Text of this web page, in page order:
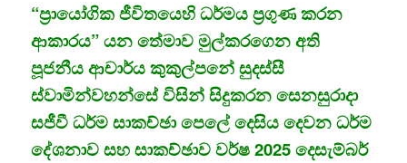
“ප්‍රායෝගික ජීවිතයෙහි ධර්මය ප්‍රගුණ කරන
ආකාරය” යන තේමාව මුල්කරගෙන අති
පූජනීය ආචාර්ය කුකුල්පනේ සුදස්සී
ස්වාමින්වහන්සේ විසින් සිදුකරන සෙනසුරාදා
සජීවී ධර්ම සාකච්ඡා පෙලේ දෙසිය දෙවන ධර්ම
දේශනාව සහ සාකච්ඡාව වර්ෂ 2025 දෙසැම්බර්